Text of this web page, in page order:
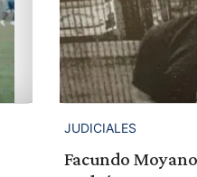
JUDICIALES
Facundo